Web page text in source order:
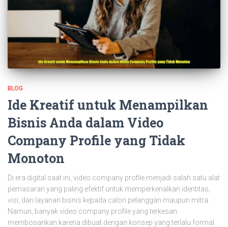
BLOG
Ide Kreatif untuk Menampilkan
Bisnis Anda dalam Video
Company Profile yang Tidak
Monoton
Di era digital saat ini, video company profile menjadi salah satu alat
pemasaran yang paling efektif untuk memperkenalkan identitas,
visi, dan layanan bisnis kepada calon pelanggan maupun mitra.
Namun, banyak video company profile yang terkesan
membosankan karena dibuat dengan konsep yang terlalu formal